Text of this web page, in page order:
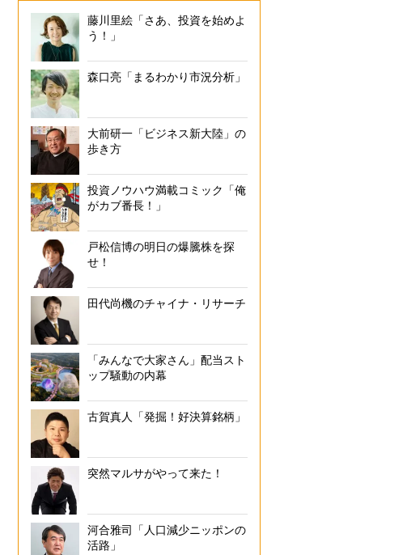
藤川里絵「さあ、投資を始めよ
う！」
森口亮「まるわかり市況分析」
大前研一「ビジネス新大陸」の
歩き方
投資ノウハウ満載コミック「俺
がカブ番長！」
戸松信博の明日の爆騰株を探
せ！
田代尚機のチャイナ・リサーチ
「みんなで大家さん」配当スト
ップ騒動の内幕
古賀真人「発掘！好決算銘柄」
突然マルサがやって来た！
河合雅司「人口減少ニッポンの
活路」